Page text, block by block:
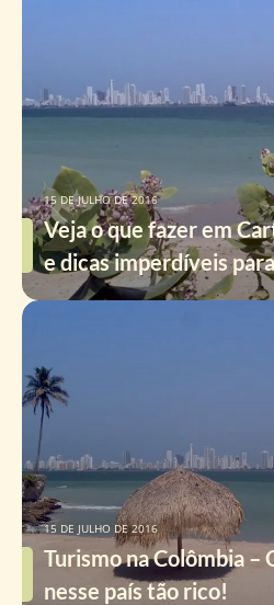
Veja o que fazer em
e dicas imperdíveis
15 DE JULHO DE 2016
Turismo na Colômbia –
nesse país tão rico!
15 DE JULHO DE 2016